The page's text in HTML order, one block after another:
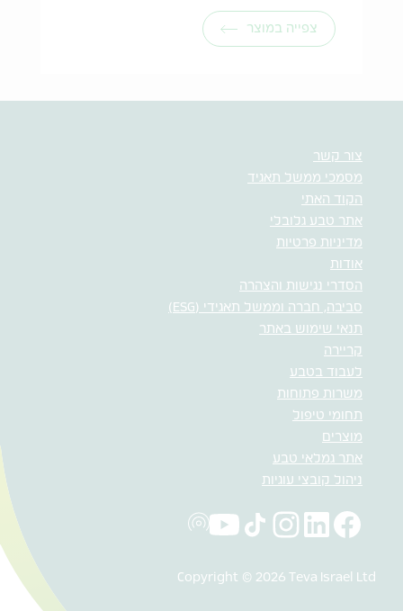
צפייה במוצר
צור קשר
מסמכי ממשל תאגיד
הקוד האתי
אתר טבע גלובלי
מדיניות פרטיות
אודות
הסדרי נגישות והצהרה
סביבה, חברה וממשל תאגידי (ESG)
תנאי שימוש באתר
קריירה
לעבוד בטבע
משרות פתוחות
תחומי טיפול
מוצרים
אתר גמלאי טבע
ניהול קובצי עוגיות
Copyright © 2026 Teva Israel Ltd